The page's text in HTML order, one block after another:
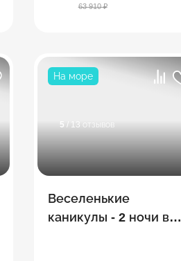
63 910 ₽
На море
5 / 13 отзывов
Веселенькие
каникулы - 2 ночи в